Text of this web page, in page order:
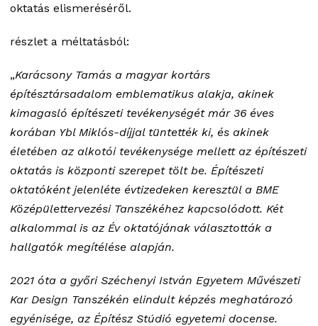
oktatás elismeréséről.
részlet a méltatásból:
„Karácsony Tamás a magyar kortárs
építésztársadalom emblematikus alakja, akinek
kimagasló építészeti tevékenységét már 36 éves
korában Ybl Miklós-díjjal tüntették ki, és akinek
életében az alkotói tevékenysége mellett az építészeti
oktatás is központi szerepet tölt be. Építészeti
oktatóként jelenléte évtizedeken keresztül a BME
Középülettervezési Tanszékéhez kapcsolódott. Két
alkalommal is az Év oktatójának választották a
hallgatók megítélése alapján.
2021 óta a győri Széchenyi István Egyetem Művészeti
Kar Design Tanszékén elindult képzés meghatározó
egyénisége, az Építész Stúdió egyetemi docense.